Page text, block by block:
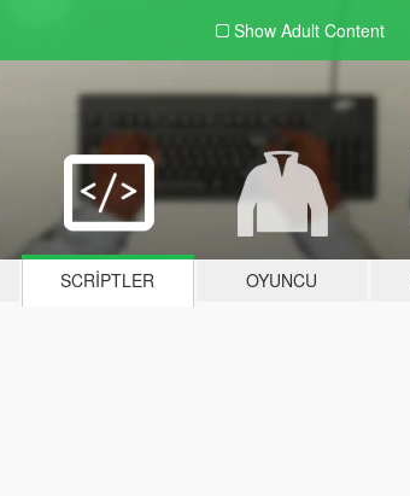
Show Adult Content
SCRIPTLER OYUNCU